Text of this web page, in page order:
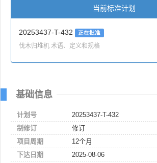
当前标准计划
20253437-T-432 正在批准
伐木归堆机 术语、定义和规格
基础信息
计划号
20253437-T-432
制修订
修订
项目周期
12个月
下达日期
2025-08-06